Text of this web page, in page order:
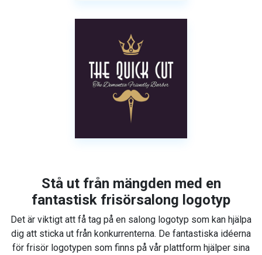
Stå ut från mängden med en
fantastisk frisörsalong logotyp
Det är viktigt att få tag på en salong logotyp som kan hjälpa
dig att sticka ut från konkurrenterna. De fantastiska idéerna
för frisör logotypen som finns på vår plattform hjälper sina